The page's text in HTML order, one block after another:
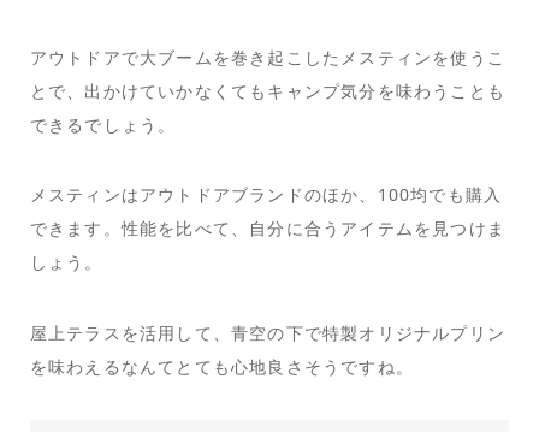
アウトドアで大ブームを巻き起こしたメスティンを使うこ
とで、出かけていかなくてもキャンプ気分を味わうことも
できるでしょう。
メスティンはアウトドアブランドのほか、100均でも購入
できます。性能を比べて、自分に合うアイテムを見つけま
しょう。
屋上テラスを活用して、青空の下で特製オリジナルプリン
を味わえるなんてとても心地良さそうですね。